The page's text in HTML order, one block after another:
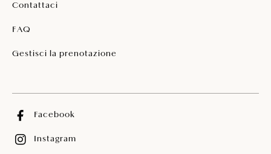
Contattaci
FAQ
Gestisci la prenotazione
Facebook
Instagram